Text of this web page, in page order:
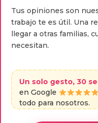
Tus opiniones son
trabajo te es útil. Una
llegar a otras familias,
necesitan.
Un solo gesto, 30
en Google
todo para nosotros.